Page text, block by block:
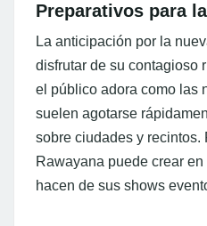
Preparativos para
La anticipación por la
disfrutar de su contagioso
el público adora como las
suelen agotarse
sobre ciudades y recintos.
Rawayana puede crear
hacen de sus shows